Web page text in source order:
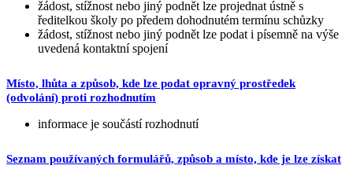
žádost, stížnost nebo jiný podnět lze projednat ústně s
ředitelkou školy po předem dohodnutém termínu schůzky
žádost, stížnost nebo jiný podnět lze podat i písemně na výše
uvedená kontaktní spojení
Místo, lhůta a způsob, kde lze podat opravný prostředek
(odvolání) proti rozhodnutím
informace je součástí rozhodnutí
Seznam používaných formulářů, způsob a místo, kde je lze získat